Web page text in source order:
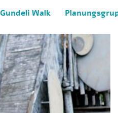
Gundeli Walk